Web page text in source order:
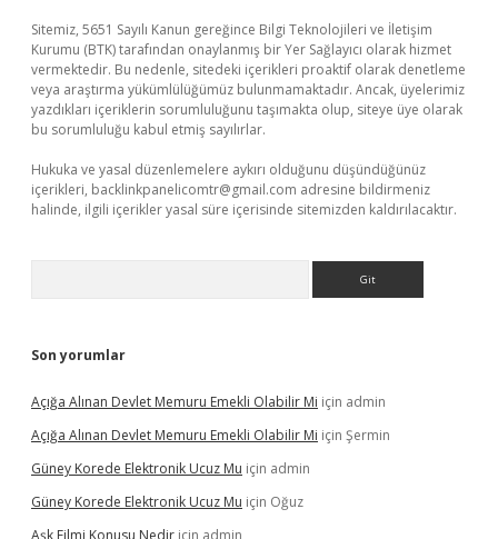
Sitemiz, 5651 Sayılı Kanun gereğince Bilgi Teknolojileri ve İletişim
Kurumu (BTK) tarafından onaylanmış bir Yer Sağlayıcı olarak hizmet
vermektedir. Bu nedenle, sitedeki içerikleri proaktif olarak denetleme
veya araştırma yükümlülüğümüz bulunmamaktadır. Ancak, üyelerimiz
yazdıkları içeriklerin sorumluluğunu taşımakta olup, siteye üye olarak
bu sorumluluğu kabul etmiş sayılırlar.
Hukuka ve yasal düzenlemelere aykırı olduğunu düşündüğünüz
içerikleri, backlinkpanelicomtr@gmail.com adresine bildirmeniz
halinde, ilgili içerikler yasal süre içerisinde sitemizden kaldırılacaktır.
Son yorumlar
Açığa Alınan Devlet Memuru Emekli Olabilir Mi için admin
Açığa Alınan Devlet Memuru Emekli Olabilir Mi için Şermin
Güney Korede Elektronik Ucuz Mu için admin
Güney Korede Elektronik Ucuz Mu için Oğuz
Aşk Filmi Konusu Nedir için admin